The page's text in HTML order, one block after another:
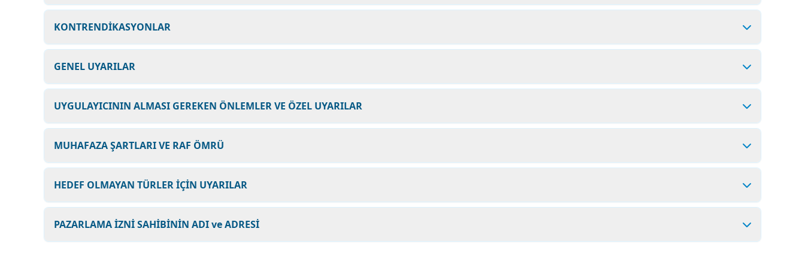
KONTRENDİKASYONLAR
GENEL UYARILAR
UYGULAYICININ ALMASI GEREKEN ÖNLEMLER VE ÖZEL UYARILAR
MUHAFAZA ŞARTLARI VE RAF ÖMRÜ
HEDEF OLMAYAN TÜRLER İÇİN UYARILAR
PAZARLAMA İZNİ SAHİBİNİN ADI ve ADRESİ